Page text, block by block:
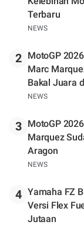
Terbaru
NEWS
2
MotoGP
Marc
NEWS
3
MotoGP
Marquez
Aragon
NEWS
4 Yamaha FZ
Versi Flex
Jutaan